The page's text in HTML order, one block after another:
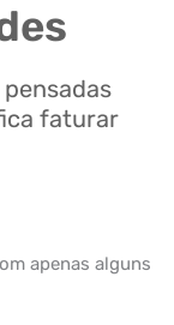
faturar
apenas alguns